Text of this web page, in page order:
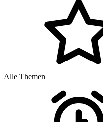
Alle Themen